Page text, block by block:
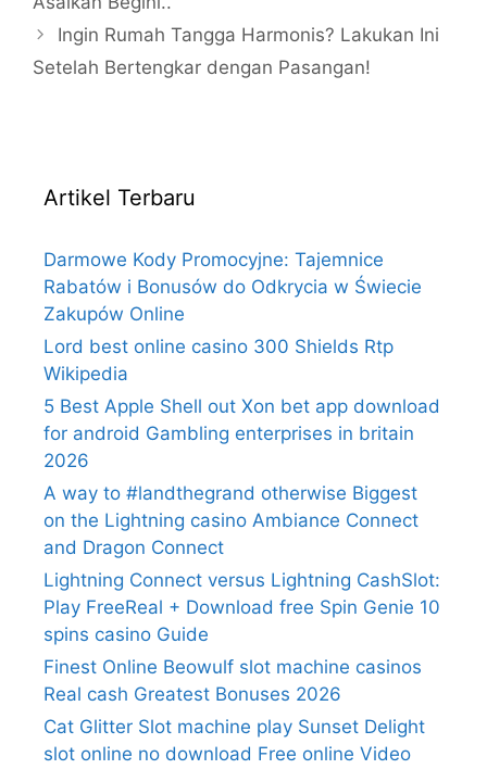
Ingin Rumah Tangga Harmonis? Lakukan Ini
Setelah Bertengkar dengan Pasangan!
Artikel Terbaru
Darmowe Kody Promocyjne: Tajemnice
Rabatów i Bonusów do Odkrycia w Świecie
Zakupów Online
Lord best online casino 300 Shields Rtp
Wikipedia
5 Best Apple Shell out Xon bet app download
for android Gambling enterprises in britain
2026
A way to #landthegrand otherwise Biggest
on the Lightning casino Ambiance Connect
and Dragon Connect
Lightning Connect versus Lightning CashSlot:
Play FreeReal + Download free Spin Genie 10
spins casino Guide
Finest Online Beowulf slot machine casinos
Real cash Greatest Bonuses 2026
Cat Glitter Slot machine play Sunset Delight
slot online no download Free online Video